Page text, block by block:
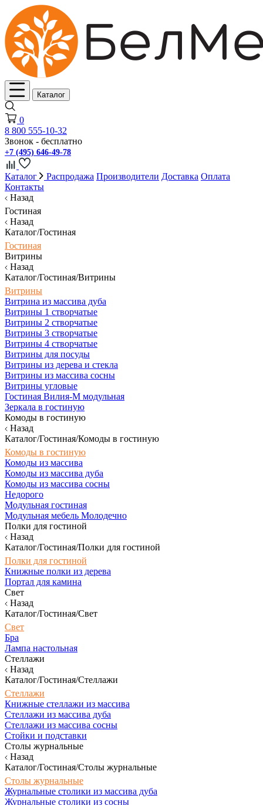
Каталог
0
8 800 555-10-32
Звонок - бесплатно
+7 (495) 646-49-78
Каталог Распродажа Производители Доставка Оплата
Контакты
Назад
Гостиная
Назад
Каталог/Гостиная
Гостиная
Витрины
Назад
Каталог/Гостиная/Витрины
Витрины
Витрина из массива дуба
Витрины 1 створчатые
Витрины 2 створчатые
Витрины 3 створчатые
Витрины 4 створчатые
Витрины для посуды
Витрины из дерева и стекла
Витрины из массива сосны
Витрины угловые
Гостиная Вилия-М модульная
Зеркала в гостиную
Комоды в гостиную
Назад
Каталог/Гостиная/Комоды в гостиную
Комоды в гостиную
Комоды из массива
Комоды из массива дуба
Комоды из массива сосны
Недорого
Модульная гостиная
Модульная мебель Молодечно
Полки для гостиной
Назад
Каталог/Гостиная/Полки для гостиной
Полки для гостиной
Книжные полки из дерева
Портал для камина
Свет
Назад
Каталог/Гостиная/Свет
Свет
Бра
Лампа настольная
Стеллажи
Назад
Каталог/Гостиная/Стеллажи
Стеллажи
Книжные стеллажи из массива
Стеллажи из массива дуба
Стеллажи из массива сосны
Стойки и подставки
Столы журнальные
Назад
Каталог/Гостиная/Столы журнальные
Столы журнальные
Журнальные столики из массива дуба
Журнальные столики из сосны